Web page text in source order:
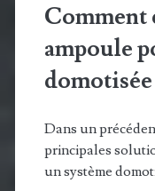
Comment
ampoule
domotisée
Dans un
principales
un système